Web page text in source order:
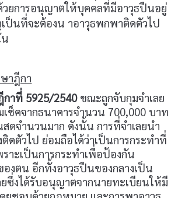
วยการอนุญาตให้บุคคลที่มีอาวุธปืนอยู่
เป็นที่จะต้องน าอาวุธพกพาติดตัวไป
าฎีกา
าที่ 5925/2540ขณะถูกจับกุมจำเลย
เช็คจากธนาคารจำนวน 700,000 บาท
สดจำนวนมาก ดังนั้น การที่จำเลยนำ
ดตัวไป ย่อมถือได้ว่าเป็นการกระทำที่
าะเป็นการกระทำเพื่อป้องกัน
งตน อีกทั้งอาวุธปืนของกลางเป็น
ซึ่งได้รับอนุญาตจากนายทะเบียนให้มี